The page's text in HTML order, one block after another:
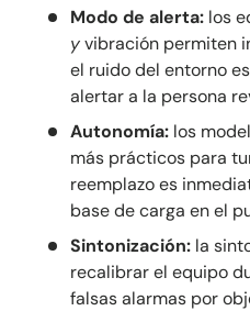
Modo de alerta: los
yvibración permiten
el ruido del entorno
alertar a la persona
Autonomía: los
más prácticos para
reemplazo es
base de carga en el
Sintonización: la
recalibrar el equipo
falsas alarmas por